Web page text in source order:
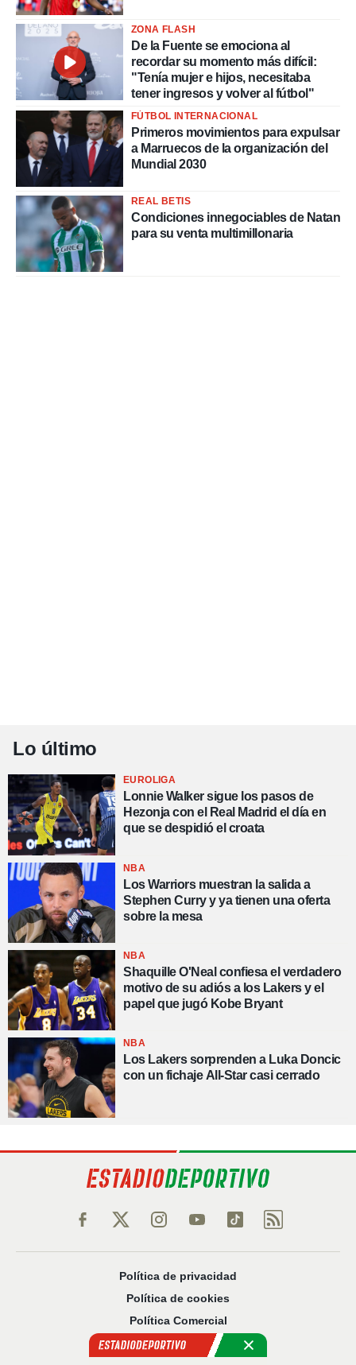
ZONA FLASH
De la Fuente se emociona al
recordar su momento más difícil:
"Tenía mujer e hijos, necesitaba
tener ingresos y volver al fútbol"
FÚTBOL INTERNACIONAL
Primeros movimientos para expulsar
a Marruecos de la organización del
Mundial 2030
REAL BETIS
Condiciones innegociables de Natan
para su venta multimillonaria
Lo último
EUROLIGA
Lonnie Walker sigue los pasos de
Hezonja con el Real Madrid el día en
que se despidió el croata
NBA
Los Warriors muestran la salida a
Stephen Curry y ya tienen una oferta
sobre la mesa
NBA
Shaquille O'Neal confiesa el verdadero
motivo de su adiós a los Lakers y el
papel que jugó Kobe Bryant
NBA
Los Lakers sorprenden a Luka Doncic
con un fichaje All-Star casi cerrado
Política de privacidad
Política de cookies
Política Comercial
Aviso legal